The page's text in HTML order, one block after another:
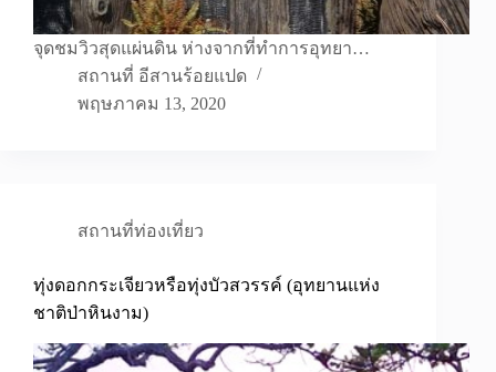
จุดชมวิวสุดแผ่นดิน ห่างจากที่ทำการอุทยา…
สถานที่ อีสานร้อยแปด
พฤษภาคม 13, 2020
สถานที่ท่องเที่ยว
ทุ่งดอกกระเจียวหรือทุ่งบัวสวรรค์ (อุทยานแห่ง
ชาติป่าหินงาม)